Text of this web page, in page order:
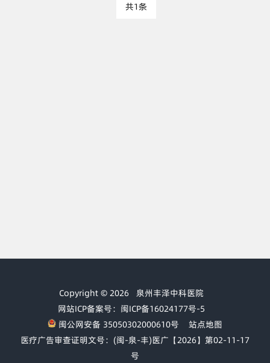
共1条
Copyright © 2026 泉州丰泽中科医院
网站ICP备案号：闽ICP备16024177号-5
闽公网安备 35050302000610号
站点地图
医疗广告审查证明文号：(闽-泉-丰)医广【2026】第02-11-17
号